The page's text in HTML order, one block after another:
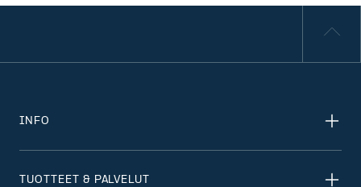
INFO
TUOTTEET & PALVELUT